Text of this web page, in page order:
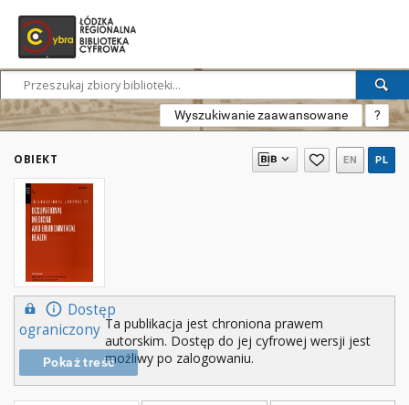
Wyszukiwanie zaawansowane ?
OBIEKT EN PL
Dostęp
ograniczony
Pokaż treść
Ta publikacja jest chroniona prawem
autorskim. Dostęp do jej cyfrowej wersji jest
możliwy po zalogowaniu.